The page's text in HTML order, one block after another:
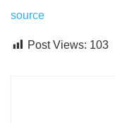
source
Post Views: 103